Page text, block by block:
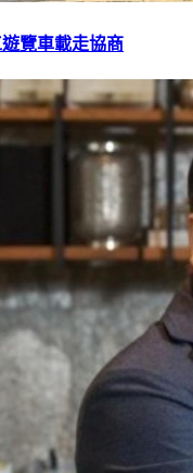
覽車載走協商